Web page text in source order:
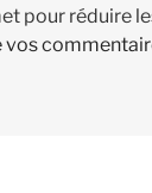
pour réduire
vos